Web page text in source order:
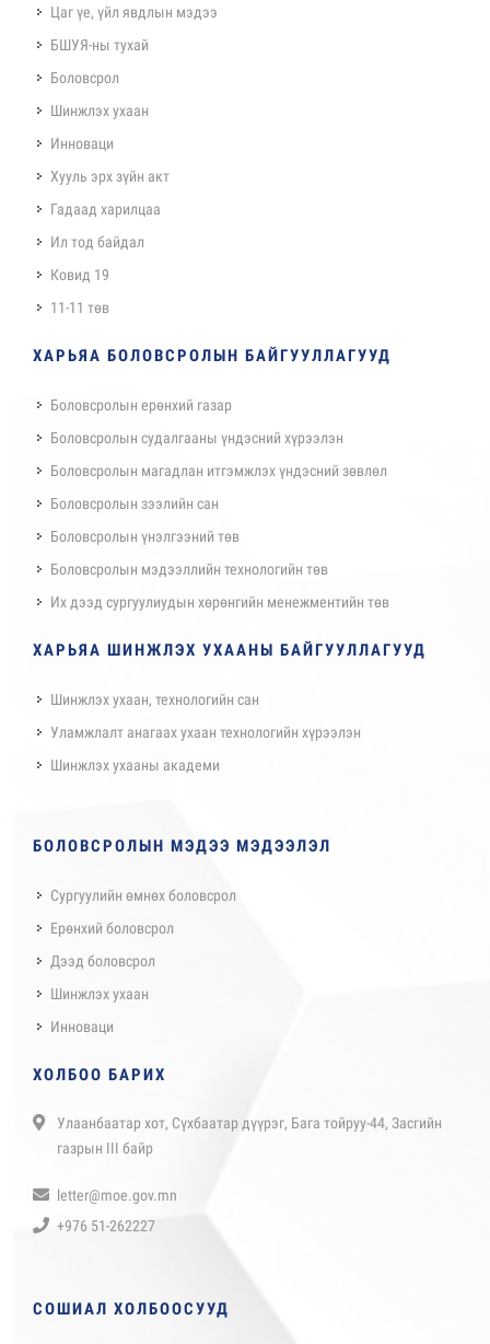
Цаг үе, үйл явдлын мэдээ
БШУЯ-ны тухай
Боловсрол
Шинжлэх ухаан
Инноваци
Хууль эрх зүйн акт
Гадаад харилцаа
Ил тод байдал
Ковид 19
11-11 төв
ХАРЬЯА БОЛОВСРОЛЫН БАЙГУУЛЛАГУУД
Боловсролын ерөнхий газар
Боловсролын судалгааны үндэсний хүрээлэн
Боловсролын магадлан итгэмжлэх үндэсний зөвлөл
Боловсролын зээлийн сан
Боловсролын үнэлгээний төв
Боловсролын мэдээллийн технологийн төв
Их дээд сургуулиудын хөрөнгийн менежментийн төв
ХАРЬЯА ШИНЖЛЭХ УХААНЫ БАЙГУУЛЛАГУУД
Шинжлэх ухаан, технологийн сан
Уламжлалт анагаах ухаан технологийн хүрээлэн
Шинжлэх ухааны академи
БОЛОВСРОЛЫН МЭДЭЭ МЭДЭЭЛЭЛ
Сургуулийн өмнөх боловсрол
Ерөнхий боловсрол
Дээд боловсрол
Шинжлэх ухаан
Инноваци
ХОЛБОО БАРИХ
Улаанбаатар хот, Сүхбаатар дүүрэг, Бага тойруу-44, Засгийн
газрын III байр
letter@moe.gov.mn
+976 51-262227
СОШИАЛ ХОЛБООСУУД